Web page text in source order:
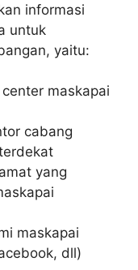
informasi
untuk
yaitu:
maskapai
cabang
yang
maskapai
dll)